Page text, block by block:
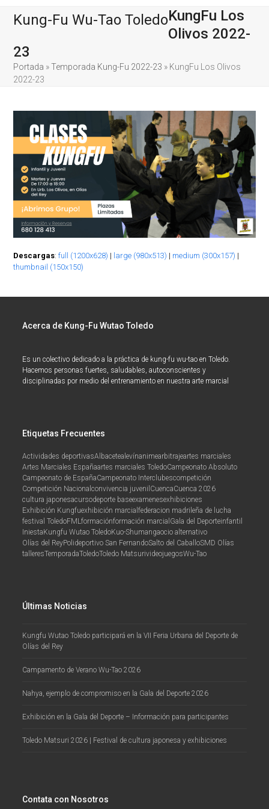
Kung-Fu Wu-Tao Toledo
Open
mobile
menu
Close
mobile
menu
KungFu Los
Olivos 2022-
23
Portada »Temporada Kung-Fu 2022-23 » KungFu Los Olivos
2022-23
Descargas:full (1200x628) | large (980x513) | medium (300x157) |
thumbnail (150x150)
Acerca de Kung-Fu Wutao Toledo
Es un colectivo dedicado a la práctica de kung-fu wu-tao en Toledo.
Hacemos personas fuertes, saludables, autoconscientes y
disciplinadas por medio del entrenamiento en nuestra arte marcial
Etiquetas Frecuentes
Actividades deportivasAlbacetealevínanimearbitrajeartes marciales
Artes Marciales Españaartes marciales ToledoCampeonato Absoluto
Campeonato de EspañaCampeonato Interclubescompetición
Competición Nacionalconvivencia juvenil CuencaCuenca 2026
cultura japonesacursodeporte baseexamenesexhibiciones
Exhibición Kungfuexhibición marcialfederacion madrileña de lucha
festival ToledoFMLformaciónformación marcial Gala del Deporteinfantil
IniestaKungfu Wutao ToledoKuo-Shumangaocio alternativo
Olías del ReyPolideportivo San FernandoSalto del CaballoSMD Olías
talleresTemporadaToledoToledo MatsurivideojuegosWu-Tao
Últimas Noticias
Kungfu Wutao Toledo participará en la VII Feria Urbana del Deporte de
Olías del Rey
Campamento de Verano Wu-Tao 2026
Nahya, ejemplo de compromiso en la Gala del Deporte 2026
Exhibición en la Gala del Deporte – Información para participantes
Toledo Matsuri 2026 | Festival de cultura japonesa y exhibiciones
Contata con Nosotros